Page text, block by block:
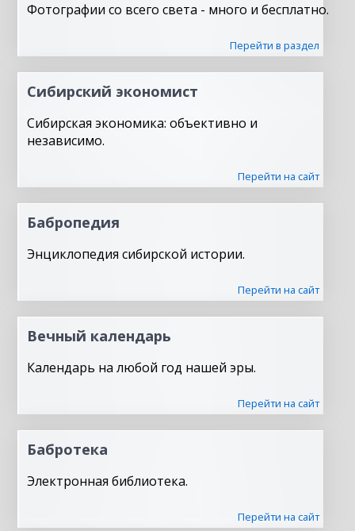
Фотографии со всего света - много и бесплатно.
Перейти в раздел
Сибирский экономист
Сибирская экономика: объективно и
независимо.
Перейти на сайт
Бабропедия
Энциклопедия сибирской истории.
Перейти на сайт
Вечный календарь
Календарь на любой год нашей эры.
Перейти на сайт
Бабротека
Электронная библиотека.
Перейти на сайт